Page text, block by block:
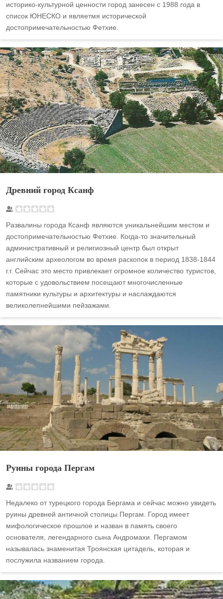
историко-культурной ценности город занесен с 1988 года в
список ЮНЕСКО и являетмя исторической
достопримечательностью Фетхие.
Древний город Ксанф
Развалины города Ксанф являются уникальнейшим местом и
достопримечательностью Фетхие. Когда-то значительный
административный и религиозный центр был открыт
английским археологом во время раскопок в период 1838-1844
г.г. Сейчас это место привлекает огромное количество туристов,
которые с удовольствием посещают многочисленные
памятники культуры и архитектуры и наслаждаются
великолепнейшими пейзажами.
Руины города Пергам
Недалеко от турецкого города Бергама и сейчас можно увидеть
руины древней античной столицы Пергам. Город имеет
мифологическое прошлое и назван в память своего
основателя, легендарного сына Андромахи. Пергамом
называлась знаменитая Троянская цитадель, которая и
послужила названием города.